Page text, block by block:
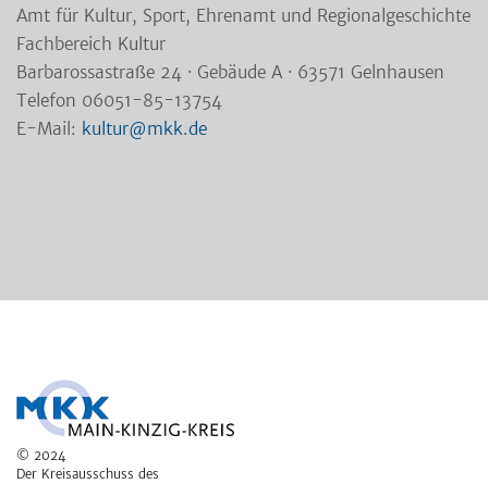
Amt für Kultur, Sport, Ehrenamt und Regionalgeschichte
Fachbereich Kultur
Barbarossastraße 24 · Gebäude A · 63571 Gelnhausen
Telefon 06051-85-13754
E-Mail: kultur@mkk.de
© 2024
Der Kreisausschuss des